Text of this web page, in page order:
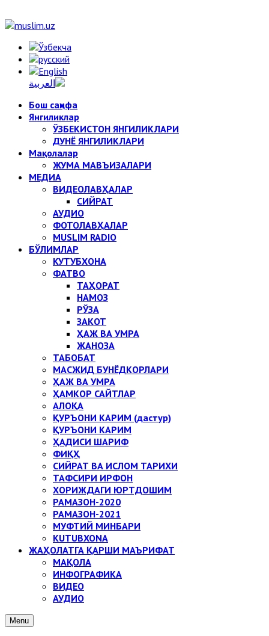
Бош саҳифа
Янгиликлар
ЎЗБЕКИСТОН ЯНГИЛИКЛАРИ
ДУНЁ ЯНГИЛИКЛАРИ
Мақолалар
ЖУМА МАВЪИЗАЛАРИ
МЕДИА
ВИДЕОЛАВҲАЛАР
СИЙРАТ
АУДИО
ФОТОЛАВҲАЛАР
MUSLIM RADIO
БЎЛИМЛАР
КУТУБХОНА
ФАТВО
ТАҲОРАТ
НАМОЗ
РЎЗА
ЗАКОТ
ҲАЖ ВА УМРА
ЖАНОЗА
ТАБОБАТ
МАСЖИД БУНЁДКОРЛАРИ
ҲАЖ ВА УМРА
ҲАМКОР САЙТЛАР
АЛОҚА
ҚУРЪОНИ КАРИМ (дастур)
ҚУРЪОНИ КАРИМ
ҲАДИСИ ШАРИФ
ФИҚҲ
СИЙРАТ ВА ИСЛОМ ТАРИХИ
ТАФСИРИ ИРФОН
ХОРИЖДАГИ ЮРТДОШИМ
РАМАЗОН-2020
РАМАЗОН-2021
МУФТИЙ МИНБАРИ
KUTUBXONA
ЖАҲОЛАТГА ҚАРШИ МАЪРИФАТ
МАҚОЛА
ИНФОГРАФИКА
ВИДЕО
АУДИО
Menu